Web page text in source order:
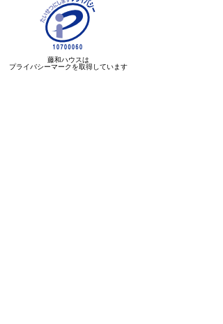
藤和ハウスは
プライバシーマークを取得しています